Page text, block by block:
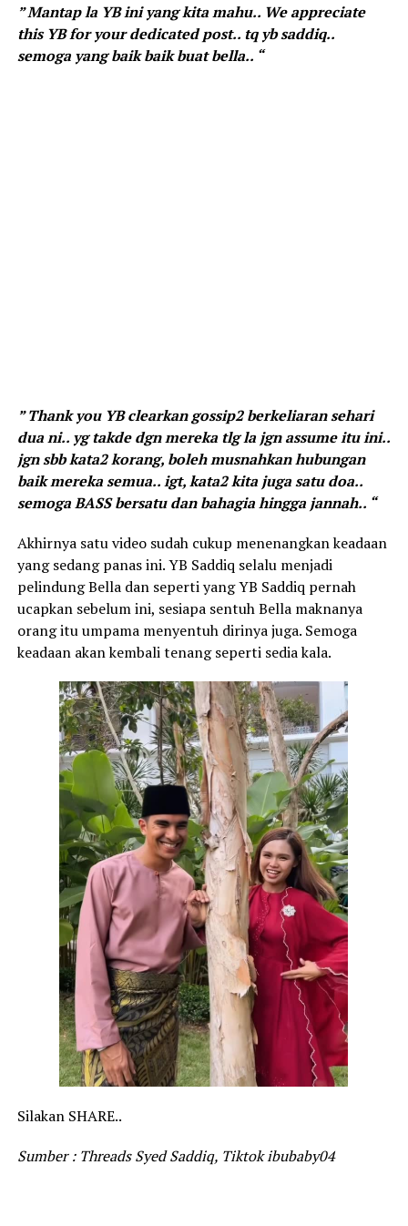
” Mantap la YB ini yang kita mahu.. We appreciate
this YB for your dedicated post.. tq yb saddiq..
semoga yang baik baik buat bella.. “
” Thank you YB clearkan gossip2 berkeliaran sehari
dua ni.. yg takde dgn mereka tlg la jgn assume itu ini..
jgn sbb kata2 korang, boleh musnahkan hubungan
baik mereka semua.. igt, kata2 kita juga satu doa..
semoga BASS bersatu dan bahagia hingga jannah.. “
Akhirnya satu video sudah cukup menenangkan keadaan
yang sedang panas ini. YB Saddiq selalu menjadi
pelindung Bella dan seperti yang YB Saddiq pernah
ucapkan sebelum ini, sesiapa sentuh Bella maknanya
orang itu umpama menyentuh dirinya juga. Semoga
keadaan akan kembali tenang seperti sedia kala.
Silakan SHARE..
Sumber : Threads Syed Saddiq, Tiktok ibubaby04